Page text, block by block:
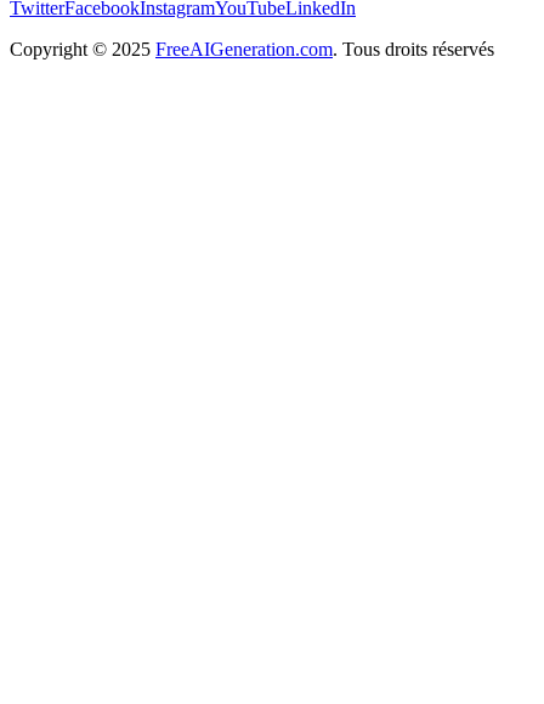
TwitterFacebookInstagramYouTubeLinkedIn
Copyright © 2025 FreeAIGeneration.com. Tous droits réservés